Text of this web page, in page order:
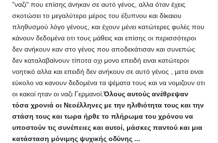
"ναζι" που επίσης άνηκαν σε αυτό γένος, αλλα όταν έχεις
σκοτώσει το μεγαλύτερο μέρος του έξυπνου και δίκαιου
πληθυσμού λόγο γένους, και έχουν μένει κατώτερες φυλές που
κάνουν δεδομένα οτι τους μάθεις και επίσης οι περισσότεροι
δεν ανήκουν καν στο γένος που αποδεκάτισαν και συνεπώς
δεν καταλαβαίνουν τίποτα οχι μονο επειδή ειναι κατώτεροι
νοητικό αλλα και επειδή δεν ανήκουν σε αυτό γένος , μετα ειναι
εύκολο να κανουν δεδομένα τα ψέματα τους και να νομιζουν οτι
οι κακοί ηταν οι ναζι Γερμανοί.Όλους αυτούς ανέθρεψαν
τόσα χρονιά οι Νεοέλληνες με την ηλιθιότητα τους και την
στάση τους και τωρα ήρθε το πλήρωμα του χρόνου να
υποστούν τις συνέπειες και αυτοί, μάσκες παντού και μια
κατάσταση μόνιμης ψυχικής οδύνης ...